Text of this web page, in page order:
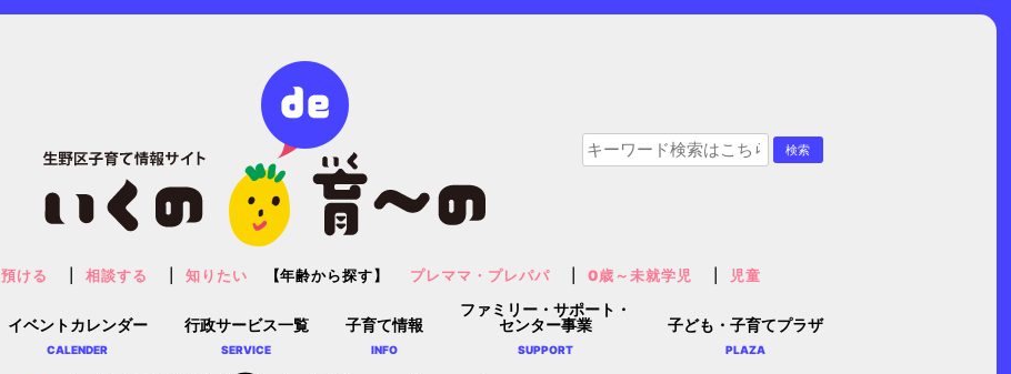
イベントカレンダー
CALENDER
行政サービス一覧
SERVICE
子育て情報
INFO
ファミリー・サポート・
センター事業
SUPPORT
子ども・子育てプラザ
PLAZA
預ける 相談する 知りたい 【年齢から探す】 プレママ・プレパパ 0歳～未就学児 児童